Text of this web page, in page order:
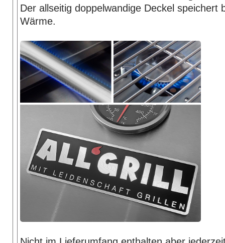
Der allseitig doppelwandige Deckel speichert
Wärme.